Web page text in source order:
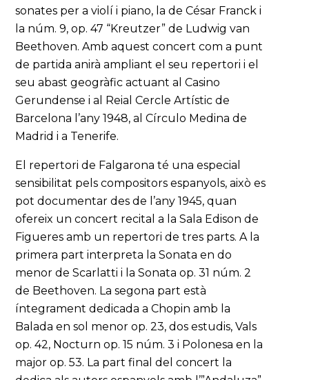
sonates per a violí i piano, la de César Franck i
la núm. 9, op. 47 “Kreutzer” de Ludwig van
Beethoven. Amb aquest concert com a punt
de partida anirà ampliant el seu repertori i el
seu abast geogràfic actuant al Casino
Gerundense i al Reial Cercle Artístic de
Barcelona l’any 1948, al Círculo Medina de
Madrid i a Tenerife.
El repertori de Falgarona té una especial
sensibilitat pels compositors espanyols, això es
pot documentar des de l’any 1945, quan
ofereix un concert recital a la Sala Edison de
Figueres amb un repertori de tres parts. A la
primera part interpreta la Sonata en do
menor de Scarlatti i la Sonata op. 31 núm. 2
de Beethoven. La segona part està
íntegrament dedicada a Chopin amb la
Balada en sol menor op. 23, dos estudis, Vals
op. 42, Nocturn op. 15 núm. 3 i Polonesa en la
major op. 53. La part final del concert la